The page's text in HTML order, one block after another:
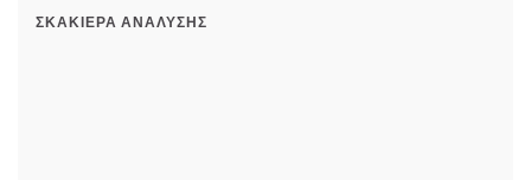
ΣΚΑΚΙΈΡΑ ΑΝΆΛΥΣΗΣ